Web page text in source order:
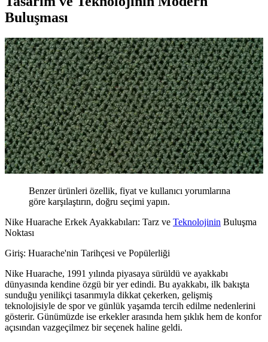
Buluşması
Benzer ürünleri özellik, fiyat ve kullanıcı yorumlarına
göre karşılaştırın, doğru seçimi yapın.
Nike Huarache Erkek Ayakkabıları: Tarz ve Teknolojinin Buluşma
Noktası
Giriş: Huarache'nin Tarihçesi ve Popülerliği
Nike Huarache, 1991 yılında piyasaya sürüldü ve ayakkabı
dünyasında kendine özgü bir yer edindi. Bu ayakkabı, ilk bakışta
sunduğu yenilikçi tasarımıyla dikkat çekerken, gelişmiş
teknolojisiyle de spor ve günlük yaşamda tercih edilme nedenlerini
gösterir. Günümüzde ise erkekler arasında hem şıklık hem de konfor
açısından vazgeçilmez bir seçenek haline geldi.